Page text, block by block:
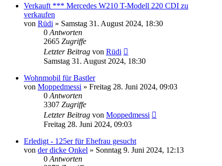
Verkauft *** Mercedes W210 T-Modell 220 CDI zu
verkaufen
von Rüdi » Samstag 31. August 2024, 18:30
0 Antworten
2665 Zugriffe
Letzter Beitrag von Rüdi
Samstag 31. August 2024, 18:30
Wohnmobil für Bastler
von Moppedmessi » Freitag 28. Juni 2024, 09:03
0 Antworten
3307 Zugriffe
Letzter Beitrag von Moppedmessi
Freitag 28. Juni 2024, 09:03
Erledigt - 125er für Ehefrau gesucht
von der dicke Onkel » Sonntag 9. Juni 2024, 12:13
0 Antworten